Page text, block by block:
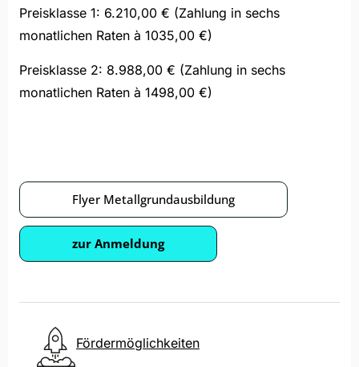
Preisklasse 1: 6.210,00 € (Zahlung in sechs
monatlichen Raten à 1035,00 €)
Preisklasse 2: 8.988,00 € (Zahlung in sechs
monatlichen Raten à 1498,00 €)
Flyer Metallgrundausbildung
zur Anmeldung
Fördermöglichkeiten